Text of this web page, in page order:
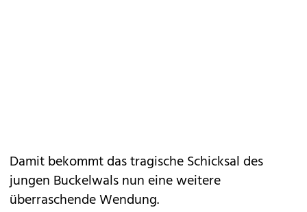
Damit bekommt das tragische Schicksal des
jungen Buckelwals nun eine weitere
überraschende Wendung.